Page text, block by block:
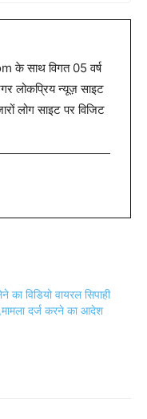
के साथ विगत 05 वर्ष
लोकप्रिय न्यूज़ साइट
लोग साइट पर विजिट
का विडियो वायरल सिपाही
दर्ज करने का आदेश